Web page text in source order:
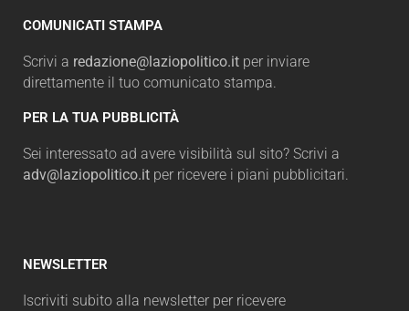
COMUNICATI STAMPA
Scrivi a redazione@laziopolitico.it per inviare
direttamente il tuo comunicato stampa.
PER LA TUA PUBBLICITÀ
Sei interessato ad avere visibilità sul sito? Scrivi a
adv@laziopolitico.it per ricevere i piani pubblicitari.
NEWSLETTER
Iscriviti subito alla newsletter per ricevere